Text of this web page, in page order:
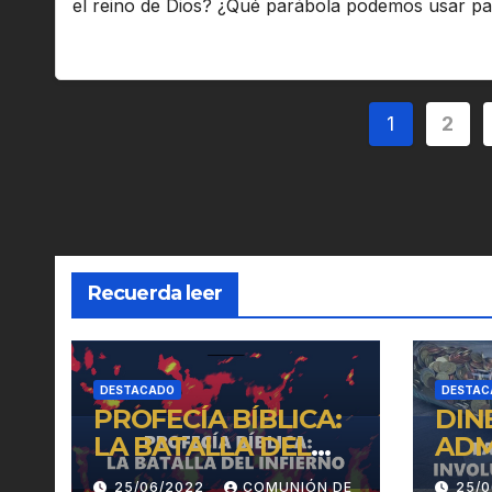
el reino de Dios? ¿Qué parábola podemos usar
1 2
Recuerda leer
DESTACADO
PROFECÍA BÍBLICA:
LA BATALLA DEL
INFIERNO
25/06/2022 COMUNIÓN DE 25/